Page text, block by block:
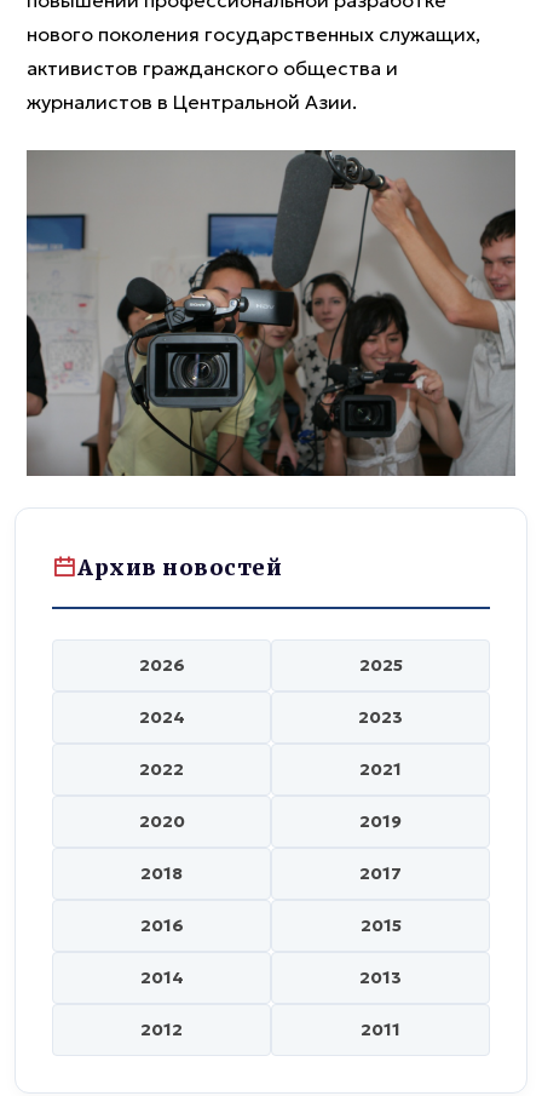
нового поколения государственных служащих,
активистов гражданского общества и
журналистов в Центральной Азии.
Архив новостей
2026 2025
2024 2023
2022 2021
2020 2019
2018 2017
2016 2015
2014 2013
2012 2011